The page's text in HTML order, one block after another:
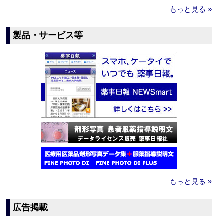
もっと見る »
製品・サービス等
もっと見る »
広告掲載